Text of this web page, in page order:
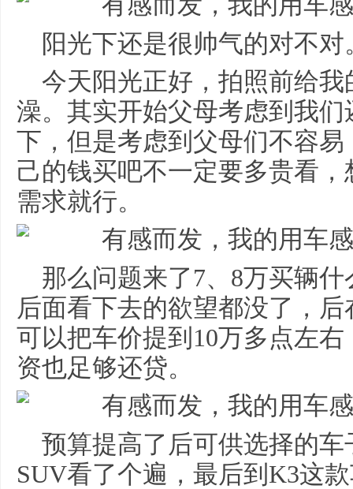
阳光下还是很帅气的对不对
今天阳光正好，拍照前给
澡。其实开始父母考虑到我
下，但是考虑到父母们不容
己的钱买吧不一定要多贵看
需求就行。
那么问题来了7、8万买辆
后面看下去的欲望都没了，
可以把车价提到10万多点左
资也足够还贷。
预算提高了后可供选择的
SUV看了个遍，最后到K3这